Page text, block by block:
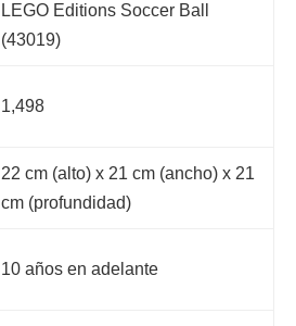
LEGO Editions Soccer Ball
(43019)
1,498
22 cm (alto) x 21 cm (ancho) x 21
cm (profundidad)
10 años en adelante